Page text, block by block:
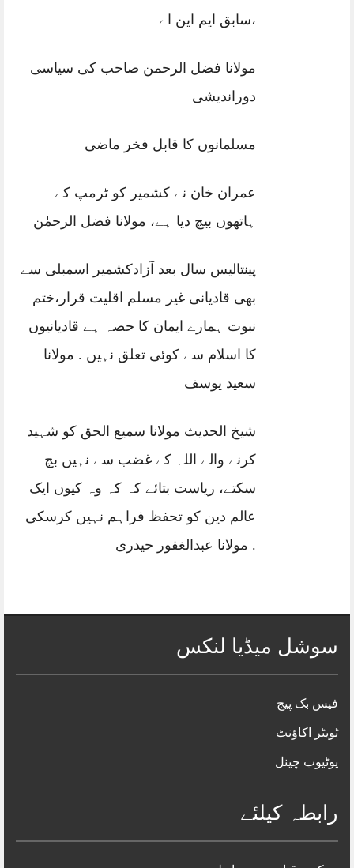
،سابق ایم این اے
مولانا فضل الرحمن صاحب کی سیاسی
دوراندیشی
مسلمانوں کا قابل فخر ماضی
عمران خان نے کشمیر کو ٹرمپ کے
ہاتھوں بیچ دیا ہے، مولانا فضل الرحمٰن
پینتالیس سال بعد آزادکشمیر اسمبلی سے
بھی قادیانی غیر مسلم اقلیت قرار،ختم
نبوت ہمارے ایمان کا حصہ ہے قادیانیوں
کا اسلام سے کوئی تعلق نہیں . مولانا
سعید یوسف
شیخ الحدیث مولانا سمیع الحق کو شہید
کرنے والے اللہ کے غضب سے نہیں بچ
سکتے، ریاست بتائے کہ کہ وہ کیوں ایک
عالم دین کو تحفظ فراہم نہیں کرسکی
. مولانا عبدالغفور حیدری
سوشل میڈیا لنکس
فیس بک پیج
ٹویٹر اکاؤنٹ
یوٹیوب چینل
رابطہ کیلئے